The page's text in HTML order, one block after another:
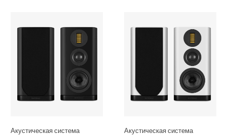
Акустическая система
Акустическая система